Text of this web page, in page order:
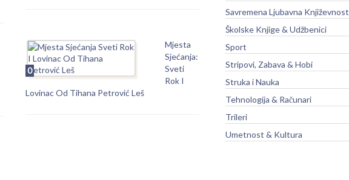
0
Mjesta
Sjećanja:
Sveti
Rok I
Lovinac Od Tihana Petrović Leš
Savremena Ljubavna Književnost
Školske Knjige & Udžbenici
Sport
Stripovi, Zabava & Hobi
Struka i Nauka
Tehnologija & Računari
Trileri
Umetnost & Kultura